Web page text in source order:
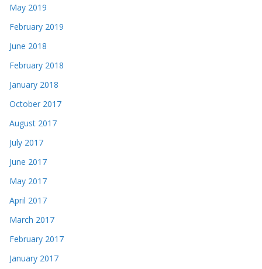
May 2019
February 2019
June 2018
February 2018
January 2018
October 2017
August 2017
July 2017
June 2017
May 2017
April 2017
March 2017
February 2017
January 2017